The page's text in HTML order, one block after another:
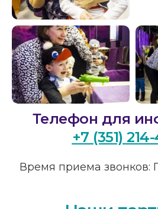
Телефон для
+7 (351)
Время приема звонков:
Адрес
454112, г. Челябинск,
проспект Победы, 290 Б.